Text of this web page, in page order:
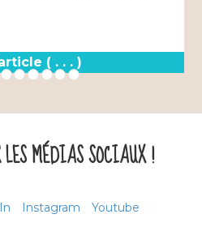
( . . . )
MÉDIAS SOCIAUX !
Instagram Youtube